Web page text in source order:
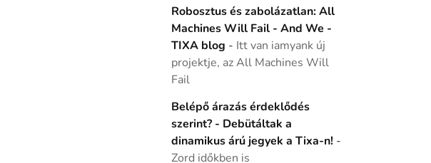
Robosztus és zabolázatlan: All
Machines Will Fail - And We -
TIXA blog - Itt van iamyank új
projektje, az All Machines Will
Fail
Belépő árazás érdeklődés
szerint? - Debütáltak a
dinamikus árú jegyek a Tixa-n! -
Zord időkben is